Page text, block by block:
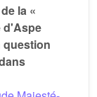
la «
d'Aspe
question